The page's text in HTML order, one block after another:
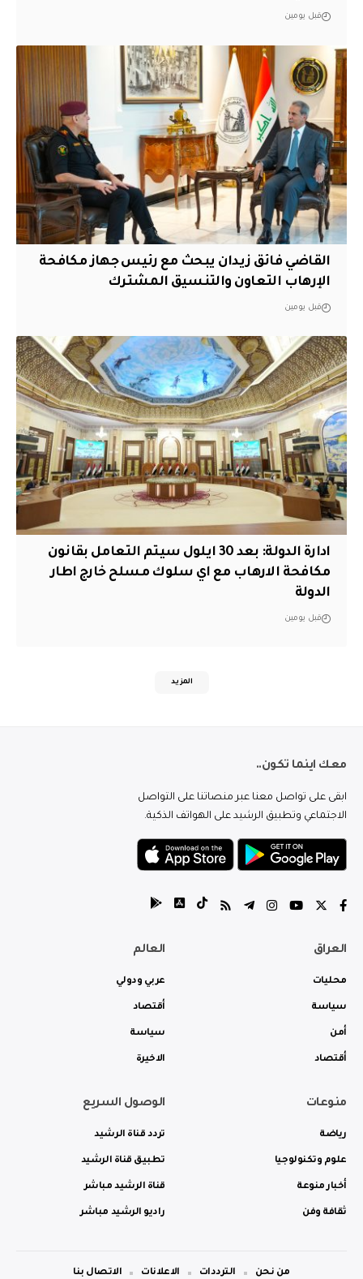
قبل يومين
القاضي فائق زيدان يبحث مع رئيس جهاز مكافحة
الإرهاب التعاون والتنسيق المشترك
قبل يومين
ادارة الدولة: بعد 30 ايلول سيتم التعامل بقانون
مكافحة الارهاب مع اي سلوك مسلح خارج اطار
الدولة
قبل يومين
المزيد
معك اينما تكون..
ابقى على تواصل معنا عبر منصاتنا على التواصل
الاجتماعي وتطبيق الرشيد على الهواتف الذكية.
العراق
محليات
سياسة
أمن
أقتصاد
العالم
عربي ودولي
أقتصاد
سياسة
الاخيرة
منوعات
رياضة
علوم وتكنولوجيا
أخبار منوعة
ثقافة وفن
الوصول السريع
تردد قناة الرشيد
تطبيق قناة الرشيد
قناة الرشيد مباشر
راديو الرشيد مباشر
من نحن الترددات الاعلانات الاتصال بنا